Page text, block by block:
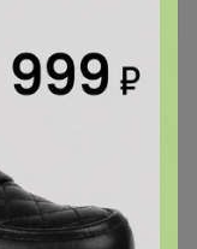
и витамином С